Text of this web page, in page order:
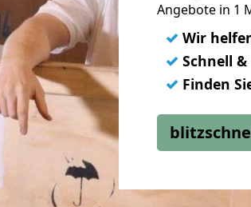
Angebote in 1
✓ Wir
✓ Schnell
✓ Finden